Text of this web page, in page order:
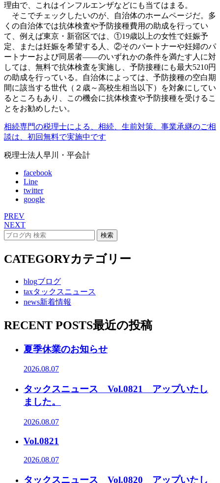
理由で、これはインフルエンザなどにも当てはまる。
そこでチェックしたいのが、自治体のホームページだ。多
くの自治体では抗体検査や予防接種費用の助成を行ってい
て、例えば東京・新宿区では、①19歳以上の女性で妊娠予
定、または妊娠を希望する人、②そのパートナーや妊婦のパ
ートナーおよび同居者――のいずれかの条件を満たす人に対
しては、無料で抗体検査を実施し、 予防接種にも最大5210円
の助成を行っている。自治体によっては、予防接種の空白期
間に該当する世代（２歳～高校生相当以下）を対象にしてい
るところもあり、この機会に抗体検査や予防接種を受けるこ
とをお勧めしたい。
相続専門の税理士による、相続、生前対策、事業承継のご相
談は、初回無料で実施中です
税理士法人早川・平会計
facebook
Line
twitter
google
PREV
NEXT
CATEGORYカテゴリー
blogブログ
taxタックスニュース
news新着情報
RECENT POSTS最近の投稿
夏季休業のお知らせ
2026.08.07
タックスニュース Vol.0821 アップいたし
ました。
2026.08.07
Vol.0821
2026.08.07
タックスニュース Vol.0820 アップいたし